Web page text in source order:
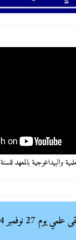
بالمعهد للسنة 2023-2024
علمييوم 27 نوفمبر 2024